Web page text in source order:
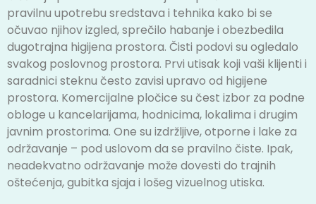
pravilnu upotrebu sredstava i tehnika kako bi se
očuvao njihov izgled, sprečilo habanje i obezbedila
dugotrajna higijena prostora. Čisti podovi su ogledalo
svakog poslovnog prostora. Prvi utisak koji vaši klijenti i
saradnici steknu često zavisi upravo od higijene
prostora. Komercijalne pločice su čest izbor za podne
obloge u kancelarijama, hodnicima, lokalima i drugim
javnim prostorima. One su izdržljive, otporne i lake za
održavanje – pod uslovom da se pravilno čiste. Ipak,
neadekvatno održavanje može dovesti do trajnih
oštećenja, gubitka sjaja i lošeg vizuelnog utiska.